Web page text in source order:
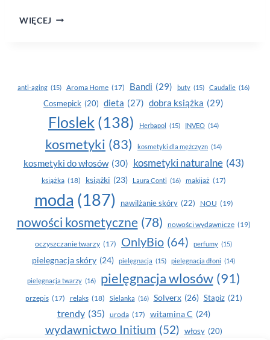
WIĘCEJ PIELĘGNACJA
anti-aging (15) Aroma Home (17) Bandi (29) buty (15) Caudalie (16)
Cosmepick (20) dieta (27) dobra książka (29)
Floslek (138) Herbapol (15) INVEO (14)
kosmetyki (83) kosmetyki dla mężczyzn (14)
kosmetyki do włosów (30) kosmetyki naturalne (43)
książka (18) książki (23) Laura Conti (16) makijaż (17)
moda (187) nawilżanie skóry (22) NOU (19)
nowości kosmetyczne (78) nowości wydawnicze (19)
oczyszczanie twarzy (17) OnlyBio (64) perfumy (15)
pielegnacja skóry (24) pielęgnacja (15) pielęgnacja dłoni (14)
pielęgnacja twarzy (16) pielęgnacja wlosów (91)
przepis (17) relaks (18) Sielanka (16) Solverx (26) Stapiz (21)
trendy (35) uroda (17) witamina C (24)
wydawnictwo Initium (52) włosy (20)